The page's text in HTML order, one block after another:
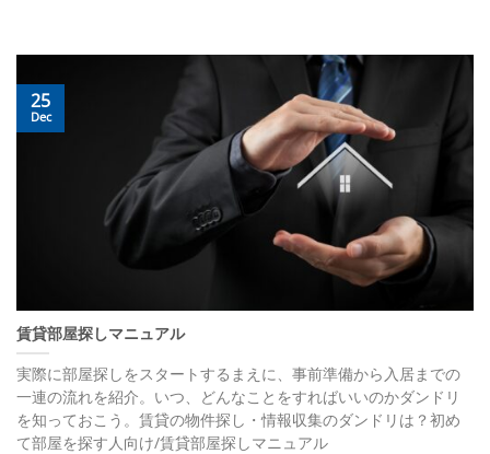
賃貸部屋探しマニュアル
実際に部屋探しをスタートするまえに、事前準備から入居までの
一連の流れを紹介。いつ、どんなことをすればいいのかダンドリ
を知っておこう。賃貸の物件探し・情報収集のダンドリは？初め
て部屋を探す人向け/賃貸部屋探しマニュアル
25
Dec